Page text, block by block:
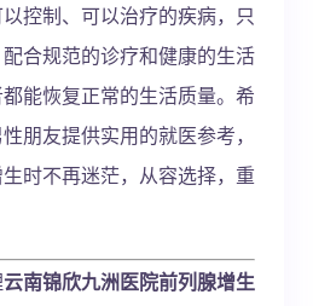
控制、可以治疗的疾病，只
合规范的诊疗和健康的生活
能恢复正常的生活质量。希
朋友提供实用的就医参考，
时不再迷茫，从容选择，重
云南锦欣九洲医院前列腺增生